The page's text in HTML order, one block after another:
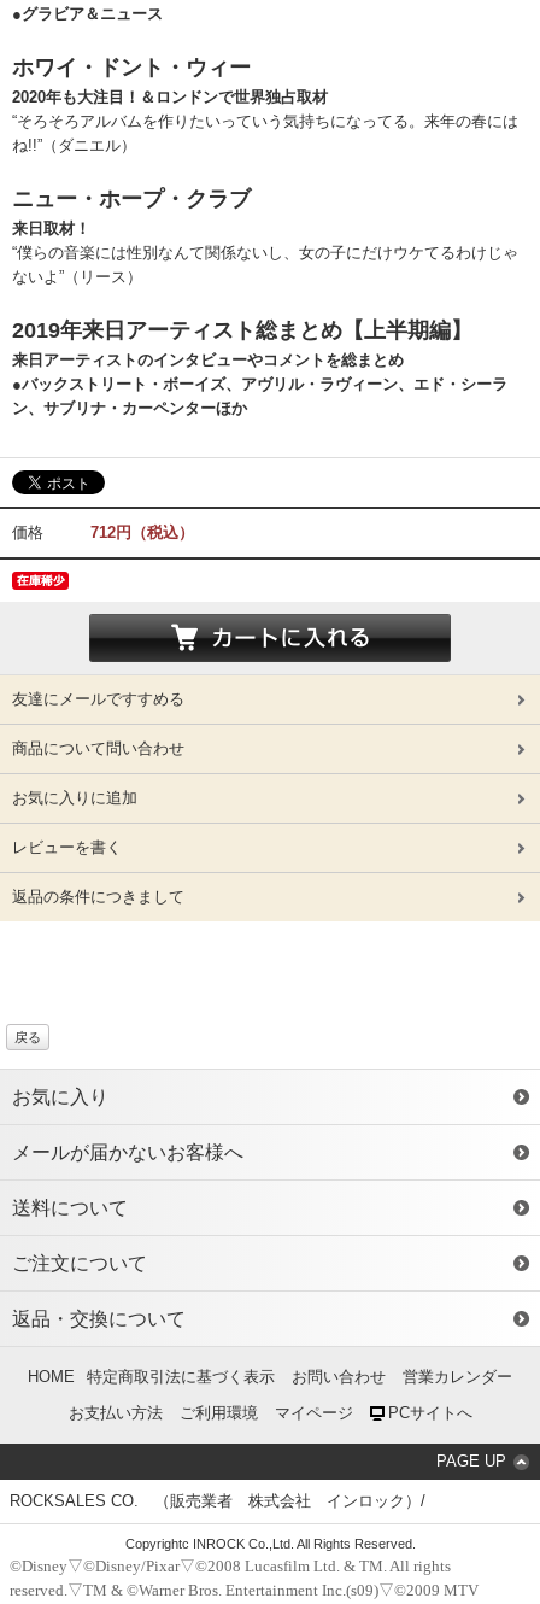
●グラビア＆ニュース
ホワイ・ドント・ウィー
2020年も大注目！＆ロンドンで世界独占取材
“そろそろアルバムを作りたいっていう気持ちになってる。来年の春には
ね!!”（ダニエル）
ニュー・ホープ・クラブ
来日取材！
“僕らの音楽には性別なんて関係ないし、女の子にだけウケてるわけじゃ
ないよ”（リース）
2019年来日アーティスト総まとめ【上半期編】
来日アーティストのインタビューやコメントを総まとめ
●バックストリート・ボーイズ、アヴリル・ラヴィーン、エド・シーラ
ン、サブリナ・カーペンターほか
価格 712円（税込）
友達にメールですすめる
商品について問い合わせ
お気に入りに追加
レビューを書く
返品の条件につきまして
戻る
お気に入り
メールが届かないお客様へ
送料について
ご注文について
返品・交換について
HOME 特定商取引法に基づく表示 お問い合わせ
営業カレンダー
お支払い方法
ご利用環境 マイページ PCサイトへ
PAGE UP
ROCKSALES CO. （販売業者 株式会社 インロック）/
Copyrightc INROCK Co.,Ltd. All Rights Reserved.
©Disney▽©Disney/Pixar▽©2008 Lucasfilm Ltd. & TM. All rights
reserved.▽TM & ©Warner Bros. Entertainment Inc.(s09)▽©2009 MTV